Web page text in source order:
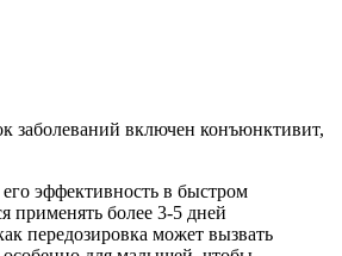
заболеваний включен конъюнктивит,
эффективность в быстром
применять более 3-5 дней
передозировка может вызвать